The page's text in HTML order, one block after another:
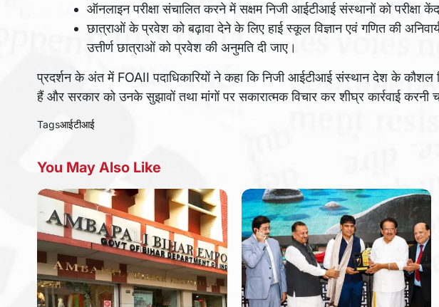
ऑनलाइन परीक्षा संचालित करने में सक्षम निजी आईटीआई संस्थानों को परीक्षा
छात्राओं के प्रवेश को बढ़ावा देने के लिए हाई स्कूल विज्ञान एवं गणित की
उत्तीर्ण छात्राओं को प्रवेश की अनुमति दी जाए।
प्रदर्शन के अंत में FOAII पदाधिकारियों ने कहा कि निजी आईटीआई संस्थान देश के कौशल
हैं और सरकार को उनके सुझावों तथा मांगों पर सकारात्मक विचार कर शीघ्र कार्रवाई करनी
Tagsआईटीआई
You May Also Like